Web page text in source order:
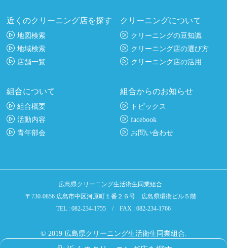
近くのクリーニング店を探す
地図検索
地域検索
店舗一覧
クリーニングについて
クリーニングの豆知識
クリーニング店の選び方
クリーニング店の活用
組合について
組合概要
活動内容
青年部会
組合からのお知らせ
トピックス
facebook
お問い合わせ
広島県クリーニング生活衛生同業組合
〒730-0856 広島市中区河原町１番２６号 広島県環衛ビル５階
TEL : 082-234-1755 / FAX : 082-234-1766
© 2019 広島県クリーニング生活衛生同業組合.